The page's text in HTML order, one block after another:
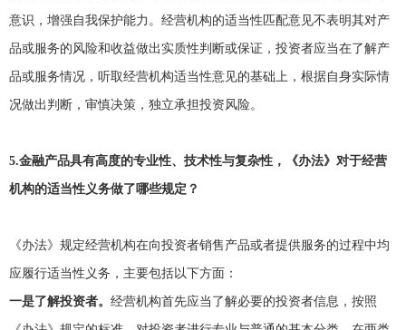
意识，增强自我保护能力。经营机构的适当性匹配意见不表明其对产
品或服务的风险和收益做出实质性判断或保证，投资者应当在了解产
品或服务情况，听取经营机构适当性意见的基础上，根据自身实际情
况做出判断，审慎决策，独立承担投资风险。
5.金融产品具有高度的专业性、技术性与复杂性，《办法》对于经营
机构的适当性义务做了哪些规定？
《办法》规定经营机构在向投资者销售产品或者提供服务的过程中均
应履行适当性义务，主要包括以下方面：
一是了解投资者。 经营机构首先应当了解必要的投资者信息，按照